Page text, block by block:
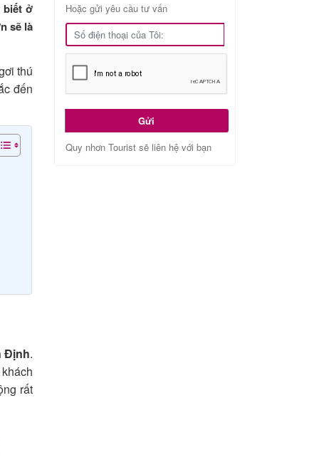
biết ở
sẽ là
thú
đến
Định.
rất
Hoặc gửi yêu cầu tư vấn
Gửi
Quy nhơn Tourist sẽ liên hệ với bạn